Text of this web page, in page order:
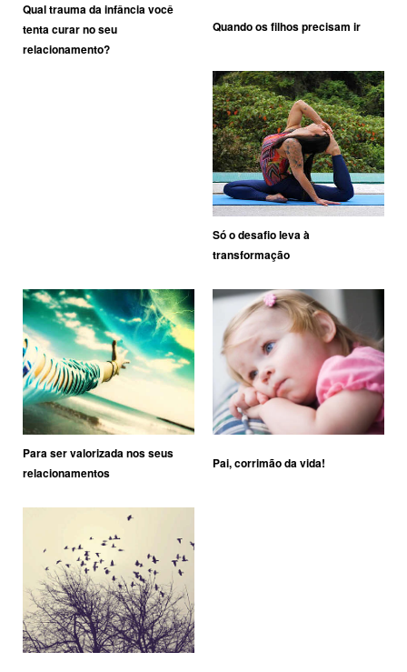
Qual trauma da infância você
tenta curar no seu
relacionamento?
Quando os filhos precisam ir
Só o desafio leva à
transformação
Para ser valorizada nos seus
relacionamentos
Pai, corrimão da vida!